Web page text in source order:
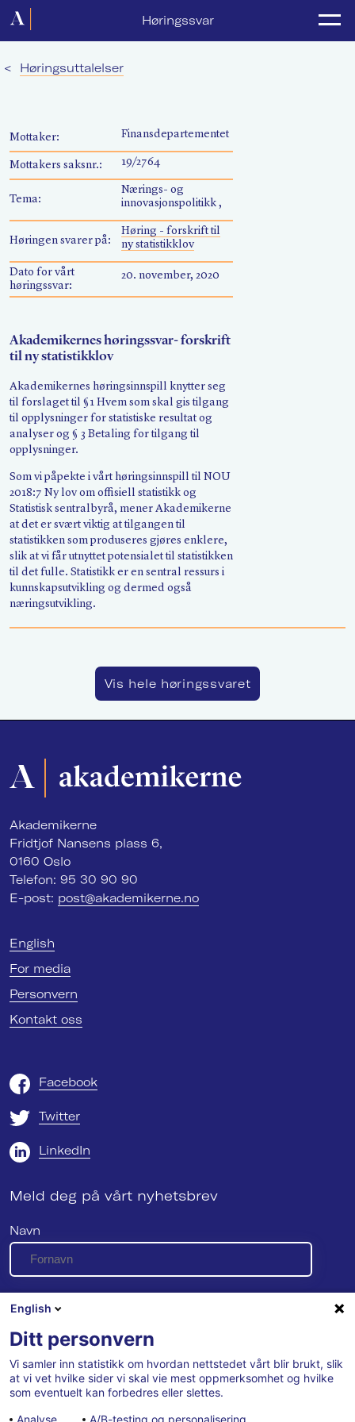
Høringssvar
Forside
Kurs og konferanser
For media
Akademikerne Pluss
Nyheter
< Høringsuttalelser
Mottaker: Finansdepartementet
Mottakers saksnr.: 19/2764
Tema:
Nærings- og
innovasjonspolitikk ,
Høringen svarer på:
Høring - forskrift til
ny statistikklov
Dato for vårt
høringssvar:
20. november, 2020
Akademikernes høringssvar- forskrift
til ny statistikklov
Akademikernes høringsinnspill knytter seg
til forslaget til §1 Hvem som skal gis tilgang
til opplysninger for statistiske resultat og
analyser og § 3 Betaling for tilgang til
opplysninger.
Som vi påpekte i vårt høringsinnspill til NOU
2018:7 Ny lov om offisiell statistikk og
Statistisk sentralbyrå, mener Akademikerne
at det er svært viktig at tilgangen til
statistikken som produseres gjøres enklere,
slik at vi får utnyttet potensialet til statistikken
til det fulle. Statistikk er en sentral ressurs i
kunnskapsutvikling og dermed også
næringsutvikling.
Vis hele høringssvaret
Akademikerne
Fridtjof Nansens plass 6,
0160 Oslo
Telefon: 95 30 90 90
E-post: post@akademikerne.no
English
For media
Personvern
Kontakt oss
Facebook
Twitter
LinkedIn
Meld deg på vårt nyhetsbrev
Navn
E-post
Se vår personvernerklæring her
English
Ditt personvern
Vi samler inn statistikk om hvordan nettstedet vårt blir brukt, slik
at vi vet hvilke sider vi skal vie mest oppmerksomhet og hvilke
som eventuelt kan forbedres eller slettes.
Analyse
A/B-testing og personalisering